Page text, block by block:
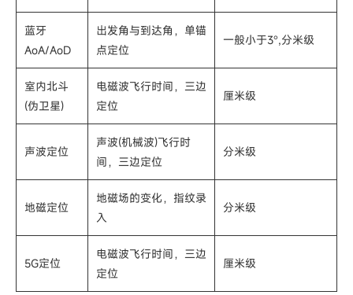
蓝牙
AoA/AoD
出发角与到达角，单锚
点定位
一般小于3°,分米级
室内北斗
(伪卫星)
电磁波飞行时间，三边
定位
厘米级
声波定位
声波(机械波)飞行时
间，三边定位
分米级
地磁定位
地磁场的变化，指纹录
入
分米级
5G定位
电磁波飞行时间，三边
定位
厘米级